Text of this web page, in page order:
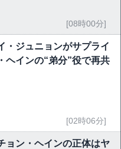
[08時00分]
・ジュニョンがサプライ
ヘインの“弟分”役で再共
[02時06分]
ョン・ヘインの正体はヤ